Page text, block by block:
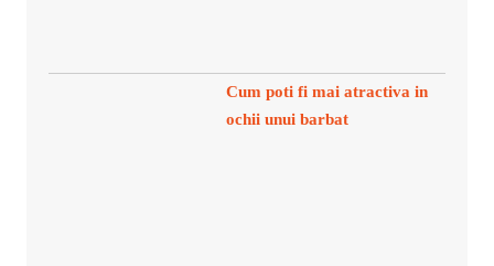
Cum poti fi mai atractiva in
ochii unui barbat